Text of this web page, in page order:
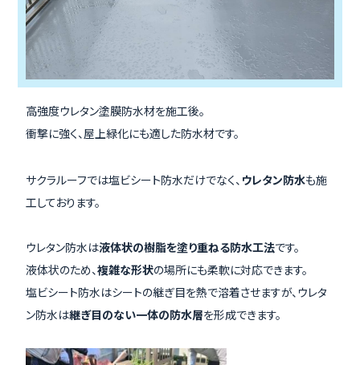
高強度ウレタン塗膜防水材を施工後。
衝撃に強く、屋上緑化にも適した防水材です。
サクラルーフでは塩ビシート防水だけでなく、 ウレタン防水も施
工しております。
ウレタン防水は液体状の樹脂を塗り重ねる防水工法です。
液体状のため、複雑な形状の場所にも柔軟に対応できます。
塩ビシート防水はシートの継ぎ目を熱で溶着させますが、ウレタ
ン防水は継ぎ目のない一体の防水層を形成できます。